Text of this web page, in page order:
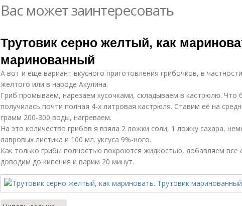
Вас может заинтересовать
Трутовик серно желтый, как
маринованный
А вот и еще вариант вкусного приготовления грибочков, в
желтого или в народе Акулина.
Гриб промываем, нарезаем кусочками, складываем в кастрюлю. Что
получилась почти полная 4-х литровая кастрюля. Ставим её на
грамм 200-300 воды, нагреваем.
На это количество грибов я взяла 2 ложки соли, 1 ложку сахара,
лавровых листика и 100 мл. уксуса 9%-ного.
Как только грибы полностью покроются жидкостью, добавляем все
доводим до кипения и варим 20 минут.